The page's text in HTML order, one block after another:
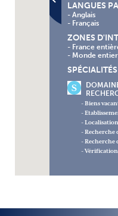
LANGUES
- Anglais
- Français
ZONES
- France
- Monde entier
SPÉCIALITÉS
- Biens
-
-
- Recherche
- Recherche
-